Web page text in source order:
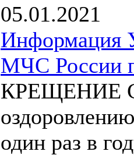
05.01.2021
Информация
МЧС России
КРЕЩЕНИЕ
один раз в